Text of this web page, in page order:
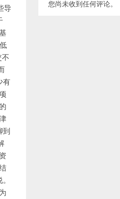
导
有
到
您尚未收到任何评论。